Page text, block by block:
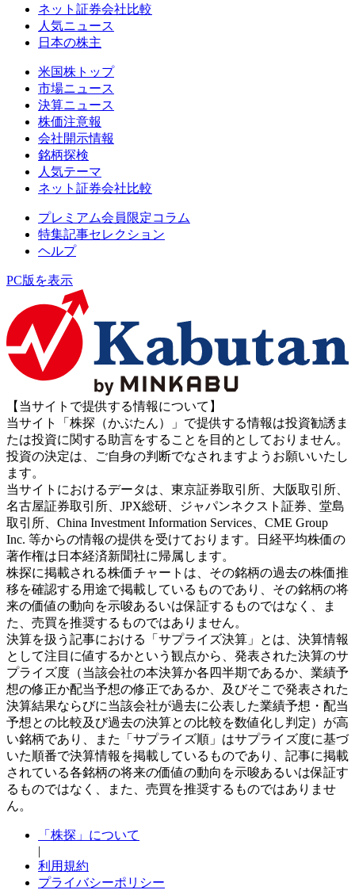
ネット証券会社比較
人気ニュース
日本の株主
米国株トップ
市場ニュース
決算ニュース
株価注意報
会社開示情報
銘柄探検
人気テーマ
ネット証券会社比較
プレミアム会員限定コラム
特集記事セレクション
ヘルプ
PC版を表示
【当サイトで提供する情報について】
当サイト「株探（かぶたん）」で提供する情報は投資勧誘ま
たは投資に関する助言をすることを目的としておりません。
投資の決定は、ご自身の判断でなされますようお願いいたし
ます。
当サイトにおけるデータは、東京証券取引所、大阪取引所、
名古屋証券取引所、JPX総研、ジャパンネクスト証券、堂島
取引所、China Investment Information Services、CME Group
Inc. 等からの情報の提供を受けております。日経平均株価の
著作権は日本経済新聞社に帰属します。
株探に掲載される株価チャートは、その銘柄の過去の株価推
移を確認する用途で掲載しているものであり、その銘柄の将
来の価値の動向を示唆あるいは保証するものではなく、ま
た、売買を推奨するものではありません。
決算を扱う記事における「サプライズ決算」とは、決算情報
として注目に値するかという観点から、発表された決算のサ
プライズ度（当該会社の本決算か各四半期であるか、業績予
想の修正か配当予想の修正であるか、及びそこで発表された
決算結果ならびに当該会社が過去に公表した業績予想・配当
予想との比較及び過去の決算との比較を数値化し判定）が高
い銘柄であり、また「サプライズ順」はサプライズ度に基づ
いた順番で決算情報を掲載しているものであり、記事に掲載
されている各銘柄の将来の価値の動向を示唆あるいは保証す
るものではなく、また、売買を推奨するものではありませ
ん。
「株探」について
|
利用規約
プライバシーポリシー